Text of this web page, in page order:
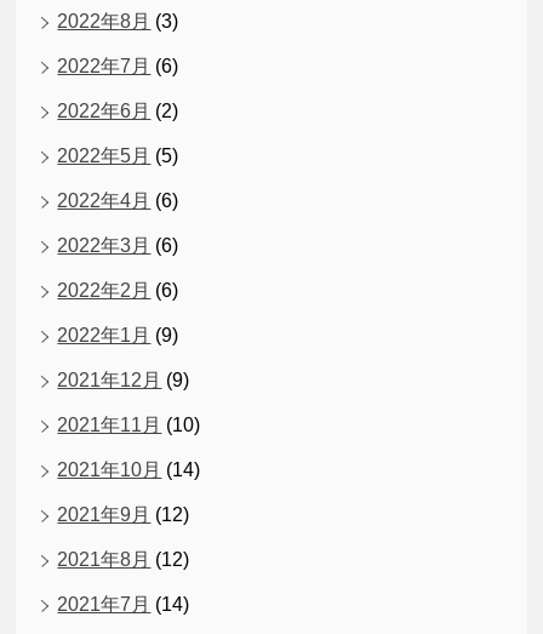
2022年8月 (3)
2022年7月 (6)
2022年6月 (2)
2022年5月 (5)
2022年4月 (6)
2022年3月 (6)
2022年2月 (6)
2022年1月 (9)
2021年12月 (9)
2021年11月 (10)
2021年10月 (14)
2021年9月 (12)
2021年8月 (12)
2021年7月 (14)